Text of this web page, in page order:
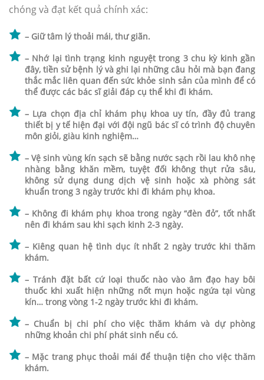
chóng và đạt kết quả chính xác:
– Giữ tâm lý thoải mái, thư giãn.
– Nhớ lại tình trạng kinh nguyệt trong 3 chu kỳ kinh gần
đây, tiền sử bệnh lý và ghi lại những câu hỏi mà bạn đang
thắc mắc liên quan đến sức khỏe sinh sản của mình để có
thể được các bác sĩ giải đáp cụ thể khi đi khám.
– Lựa chọn địa chỉ khám phụ khoa uy tín, đầy đủ trang
thiết bị y tế hiện đại với đội ngũ bác sĩ có trình độ chuyên
môn giỏi, giàu kinh nghiệm…
– Vệ sinh vùng kín sạch sẽ bằng nước sạch rồi lau khô nhẹ
nhàng bằng khăn mềm, tuyệt đối không thụt rửa sâu,
không sử dụng dung dịch vệ sinh hoặc xà phòng sát
khuẩn trong 3 ngày trước khi đi khám phụ khoa.
– Không đi khám phụ khoa trong ngày “đèn đỏ”, tốt nhất
nên đi khám sau khi sạch kinh 2-3 ngày.
– Kiêng quan hệ tình dục ít nhất 2 ngày trước khi thăm
khám.
– Tránh đặt bất cứ loại thuốc nào vào âm đạo hay bôi
thuốc khi xuất hiện những nốt mụn hoặc ngứa tại vùng
kín… trong vòng 1-2 ngày trước khi đi khám.
– Chuẩn bị chi phí cho việc thăm khám và dự phòng
những khoản chi phí phát sinh nếu có.
– Mặc trang phục thoải mái để thuận tiện cho việc thăm
khám.